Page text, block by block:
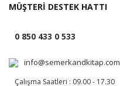
MÜŞTERİ DESTEK HATTI
0 850 433 0 533
info@semerkandkitap.com
Çalışma Saatleri : 09.00 - 17.30